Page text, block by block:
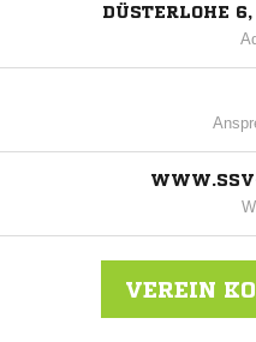
DÜSTERLOHE
VEREIN